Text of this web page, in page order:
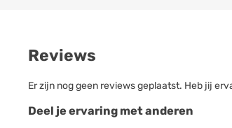
Reviews
Er zijn nog geen reviews geplaatst. Heb jij
Deel je ervaring met anderen